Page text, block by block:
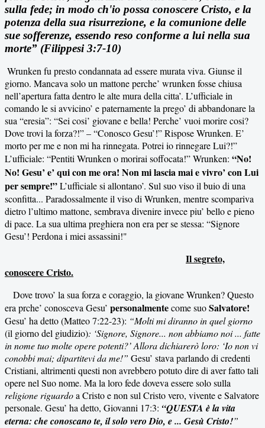
sulla fede; in modo ch'io possa conoscere Cristo, e la
potenza della sua risurrezione, e la comunione delle
sue sofferenze, essendo reso conforme a lui nella sua
morte” (Filippesi3:7-10)
Wrunken fu presto condannata ad essere murata viva. Giunse il
giorno. Mancava solo un mattone perche’ wrunken fosse chiusa
nell’apertura fatta dentro le alte mura della citta’. L’ufficiale in
comando le si avvicino’ e paternamente la prego’ di abbandonare la
sua “eresia”: “Sei cosi’ giovane e bella! Perche’ vuoi morire cosi?
Dove trovi la forza?!” – “Conosco Gesu’!” Rispose Wrunken. E’
morto per me e non mi ha rinnegata. Potrei io rinnegare Lui?!”
L’ufficiale: “Pentiti Wrunken o morirai soffocata!” Wrunken: “No!
No! Gesu’ e’ qui con me ora! Non mi lascia mai e vivro’ con Lui
per sempre!”L’ufficiale si allontano’. Sul suo viso il buio di una
sconfitta... Paradossalmente il viso di Wrunken, mentre scompariva
dietro l’ultimo mattone, sembrava divenire invece piu’ bello e pieno
di pace. La sua ultima preghiera non era per se stessa: “Signore
Gesu’! Perdona i miei assassini!"
Il segreto,
conoscere Cristo.
Dove trovo’ la sua forza e coraggio, la giovane Wrunken? Questo
era prche’ conosceva Gesu’ personalmentecome suoSalvatore!
Gesu’ ha detto (Matteo 7:22-23): “Molti mi diranno in quel giorno
(il giorno del giudizio): ‘Signore, Signore... non abbiamo noi ... fatte
in nome tuo molte opere potenti?’ Allora dichiarerò loro: ‘Io non vi
conobbi mai; dipartitevi da me!” Gesu’ stava parlando di credenti
Cristiani, altrimenti questi non avrebbero potuto dire di aver fatto tali
opere nel Suo nome. Ma la loro fede doveva essere solo sulla
religione riguardoa Cristo e non sul Cristo vero, vivente e Salvatore
personale. Gesu’ ha detto, Giovanni 17:3: “QUESTA è la vita
eterna: che conoscano te, il solo vero Dio, e ... Gesù Cristo!”